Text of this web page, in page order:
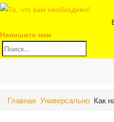
Напишите нам
Главная Универсально Как